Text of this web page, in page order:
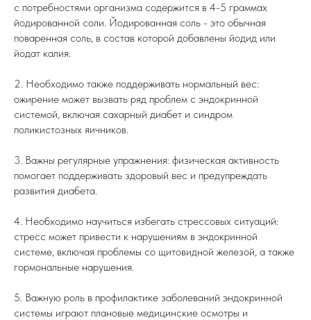
с потребностями организма содержится в 4-5 граммах
йодированной соли. Йодированная соль - это обычная
поваренная соль, в состав которой добавлены йодид или
йодат калия.
2. Необходимо также поддерживать нормальный вес:
ожирение может вызвать ряд проблем с эндокринной
системой, включая сахарный диабет и синдром
поликистозных яичников.
3. Важны регулярные упражнения: физическая активность
помогает поддерживать здоровый вес и предупреждать
развития диабета.
4. Необходимо научиться избегать стрессовых ситуаций:
стресс может привести к нарушениям в эндокринной
системе, включая проблемы со щитовидной железой, а также
гормональные нарушения.
5. Важную роль в профилактике заболеваний эндокринной
системы играют плановые медицинские осмотры и